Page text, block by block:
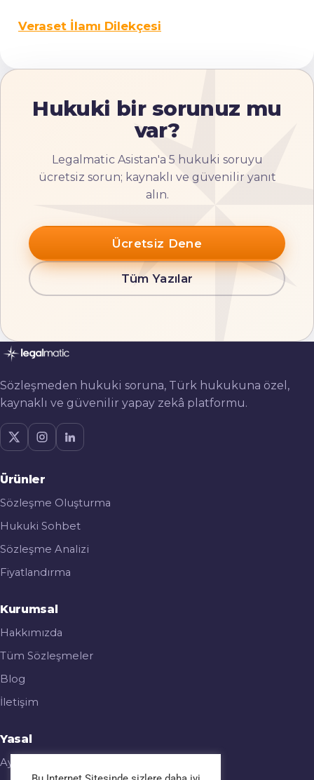
Veraset İlamı Dilekçesi
Hukuki bir sorunuz mu
var?
Legalmatic Asistan'a 5 hukuki soruyu
ücretsiz sorun; kaynaklı ve güvenilir yanıt
alın.
Ücretsiz Dene
Tüm Yazılar
Sözleşmeden hukuki soruna, Türk hukukuna özel,
kaynaklı ve güvenilir yapay zekâ platformu.
Ürünler
Sözleşme Oluşturma
Hukuki Sohbet
Sözleşme Analizi
Fiyatlandırma
Kurumsal
Hakkımızda
Tüm Sözleşmeler
Blog
İletişim
Yasal
Aydınlatma Metni